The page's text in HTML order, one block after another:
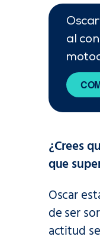
al
¿Crees
que
Oscar
de ser
actitud